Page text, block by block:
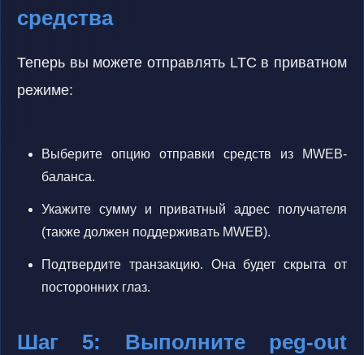
средства
Теперь вы можете отправлять LTC в приватном
режиме:
Выберите опцию отправки средств из MWEB-
баланса.
Укажите сумму и приватный адрес получателя
(также должен поддерживать MWEB).
Подтвердите транзакцию. Она будет скрыта от
посторонних глаз.
Шаг 5: Выполните peg-out